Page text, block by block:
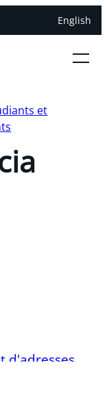
English
et
d'adresses